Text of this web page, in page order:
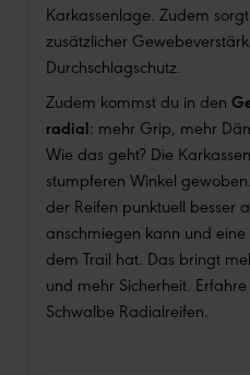
Karkassenlage. Zudem
zusätzlicher
Durchschlagschutz.
Zudem kommst du in den
radial: mehr Grip, mehr
Wie das geht? Die
stumpferen Winkel
der Reifen punktuell besser
anschmiegen kann und
dem Trail hat. Das bringt
und mehr Sicherheit.
Schwalbe Radialreifen.